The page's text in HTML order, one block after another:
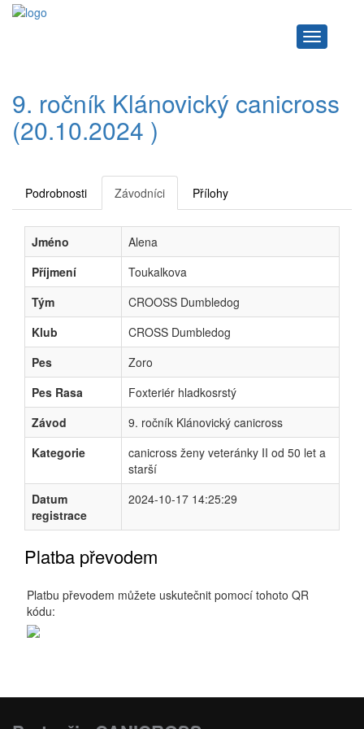
Navigace
9. ročník Klánovický canicross
(20.10.2024 )
Podrobnosti Závodníci Přílohy
Jméno
Alena
Příjmení
Toukalkova
Tým
CROOSS Dumbledog
Klub
CROSS Dumbledog
Pes
Zoro
Pes Rasa
Foxteriér hladkosrstý
Závod
9. ročník Klánovický canicross
Kategorie
canicross ženy veteránky II od 50 let a
starší
Datum
registrace
2024-10-17 14:25:29
Platba převodem
Platbu převodem můžete uskutečnit pomocí tohoto QR
kódu: